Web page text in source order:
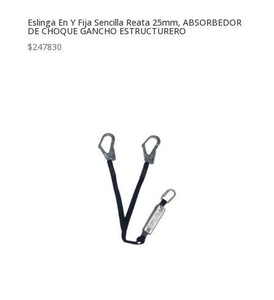
Eslinga En Y Fija Sencilla Reata 25mm, ABSORBEDOR
DE CHOQUE GANCHO ESTRUCTURERO
$247830